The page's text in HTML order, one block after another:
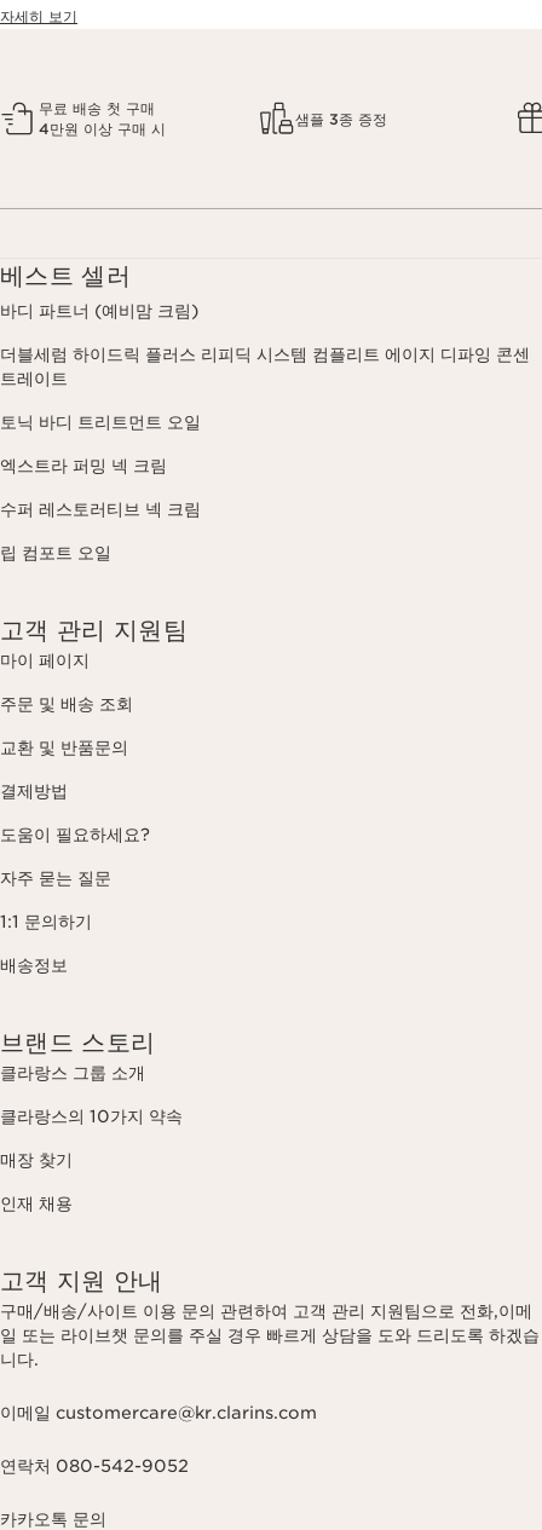
자세히 보기
무료 배송 첫 구매
4만원 이상 구매 시
샘플 3종 증정
베스트 셀러
바디 파트너 (예비맘 크림)
더블세럼 하이드릭 플러스 리피딕 시스템 컴플리트 에이지 디파잉 콘센
트레이트
토닉 바디 트리트먼트 오일
엑스트라 퍼밍 넥 크림
수퍼 레스토러티브 넥 크림
립 컴포트 오일
고객 관리 지원팀
마이 페이지
주문 및 배송 조회
교환 및 반품문의
결제방법
도움이 필요하세요?
자주 묻는 질문
1:1 문의하기
배송정보
브랜드 스토리
클라랑스 그룹 소개
클라랑스의 10가지 약속
매장 찾기
인재 채용
고객 지원 안내
구매/배송/사이트 이용 문의 관련하여 고객 관리 지원팀으로 전화,이메
일 또는 라이브챗 문의를 주실 경우 빠르게 상담을 도와 드리도록 하겠습
니다.
이메일 customercare@kr.clarins.com
연락처 080-542-9052
카카오톡 문의